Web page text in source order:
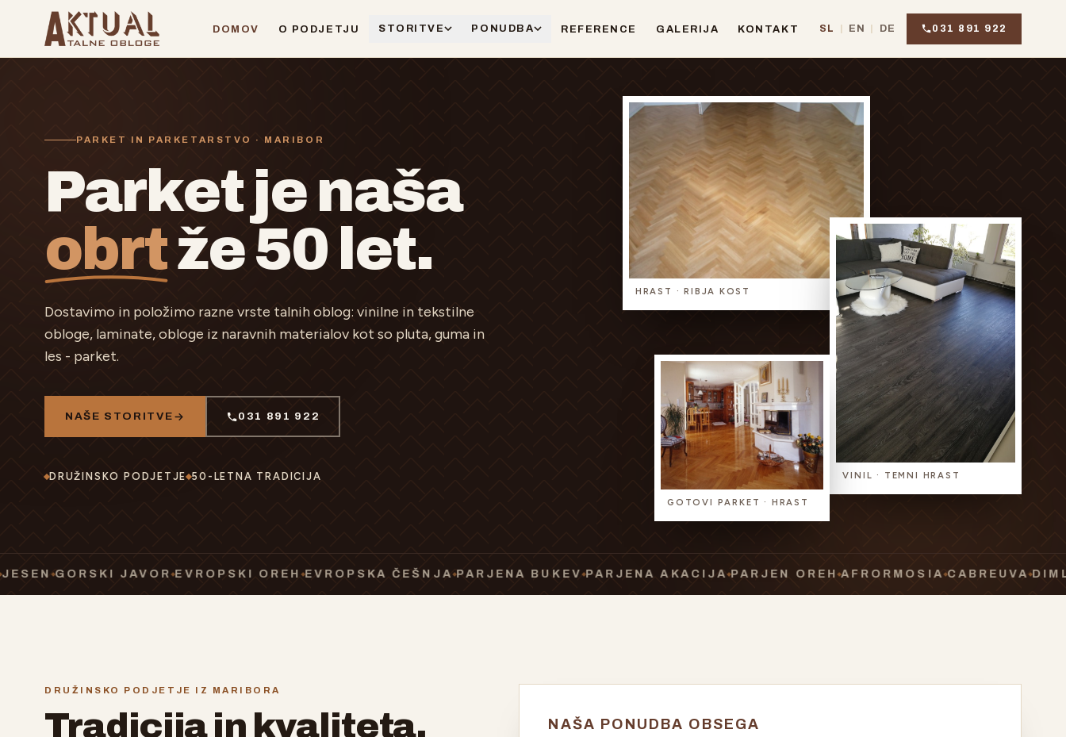
Preskoči na vsebino
DOMOV O PODJETJU STORITVE PONUDBA REFERENCE GALERIJA KONTAKT SL EN DE 031 891 922
PARKET IN PARKETARSTVO · MARIBOR
Parket je naša
obrtže 50 let.
Dostavimo in položimo razne vrste talnih oblog: vinilne in tekstilne
obloge, laminate, obloge iz naravnih materialov kot so pluta, guma in
les - parket.
NAŠE STORITVE 031 891 922
DRUŽINSKO PODJETJE 50-LETNA TRADICIJA
HRAST · RIBJA KOST
VINIL · TEMNI HRAST
GOTOVI PARKET · HRAST
GORSKI JAVOR EVROPSKI OREH EVROPSKA ČEŠNJA PARJENA BUKEV PARJENA AKACIJA PARJEN OREH AFRORMOSIA CABREUVA DIMLJEN
DRUŽINSKO PODJETJE IZ MARIBORA
Tradicija in kvaliteta,
NAŠA PONUDBA OBSEGA